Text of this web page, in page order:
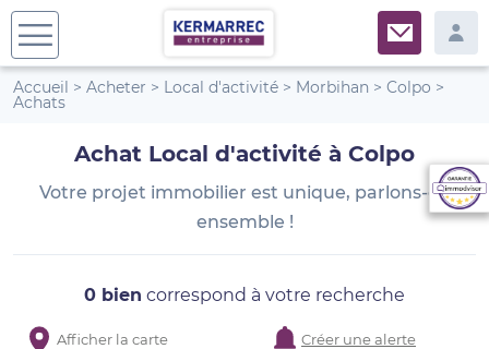
Accueil > Acheter > Local d'activité > Morbihan > Colpo >
Achats
Achat Local d'activité à Colpo
Votre projet immobilier est unique, parlons-en
ensemble !
0 bien correspond à votre recherche
Afficher la carte Créer une alerte